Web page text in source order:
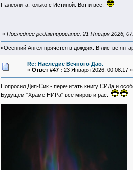
Палеолита,только с Истиной. Вот и все.
« Последнее редактирование: 21 Января 2026,
«Осенний Ангел прячется в дождях. В листве
Re: Наследие Вечного Дао.
« Ответ #47 : 23 Января 2026, 00:08:17 »
Попросил Дип-Сик - перечитать книгу СИДа и
Будущем "Храме НИРа" все миров и рас.